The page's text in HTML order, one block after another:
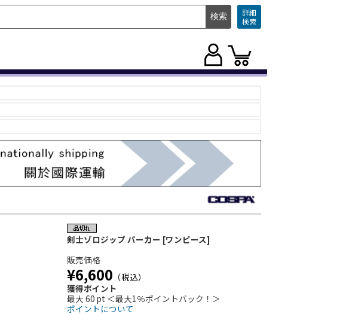
詳細
検索
剣士ゾロジップ パーカー [ワンピース]
販売価格
¥6,600 （税込）
獲得ポイント
最大 60 pt ＜最大1％ポイントバック！＞
ポイントについて